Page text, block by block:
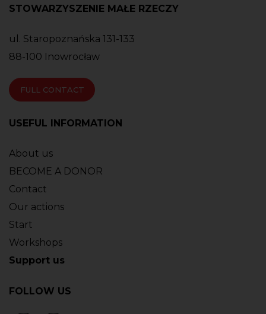
STOWARZYSZENIE MAŁE RZECZY
ul. Staropoznańska 131-133
88-100 Inowrocław
FULL CONTACT
USEFUL INFORMATION
About us
BECOME A DONOR
Contact
Our actions
Start
Workshops
Support us
FOLLOW US